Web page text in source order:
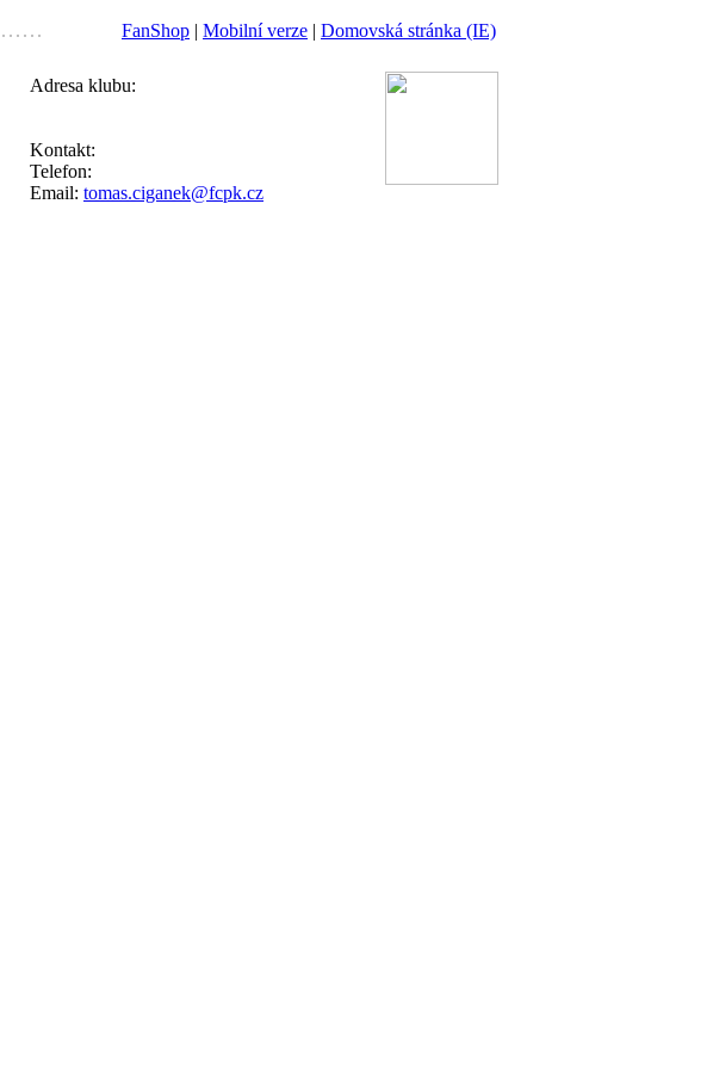
FanShop | Mobilní verze | Domovská stránka (IE)
Adresa klubu:
Kontakt:
Telefon:
Email: tomas.ciganek@fcpk.cz